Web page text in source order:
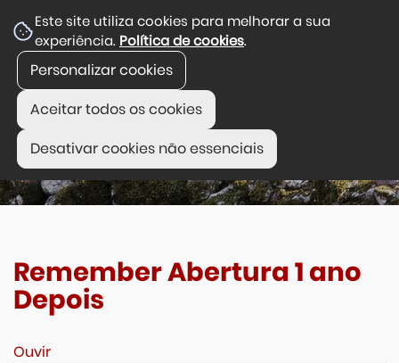
Este site utiliza cookies para melhorar a sua
experiência. Política de cookies.
Personalizar cookies
Aceitar todos os cookies
Desativar cookies não essenciais
Remember Abertura 1 ano
Depois
Ouvir